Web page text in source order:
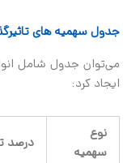
جدول سهمیه های
می‌توان جدول شامل
ایجاد کرد:
نوع
سهمیه
درصد